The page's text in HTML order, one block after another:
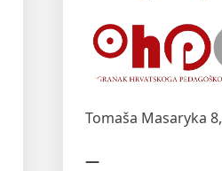
Tomaša Masaryka 8,
—